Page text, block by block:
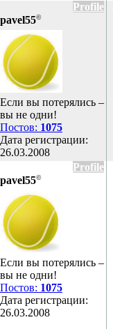
Profile
pavel55©
Если вы потерялись –
вы не одни!
Постов: 1075
Дата регистрации:
26.03.2008
Profile
pavel55©
Если вы потерялись –
вы не одни!
Постов: 1075
Дата регистрации:
26.03.2008